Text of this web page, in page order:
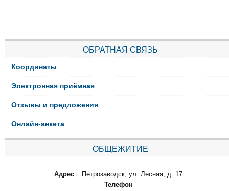
ОБРАТНАЯ СВЯЗЬ
Координаты
Электронная приёмная
Отзывы и предложения
Онлайн-анкета
ОБЩЕЖИТИЕ
Адрес г. Петрозаводск, ул. Лесная, д. 17
Телефон